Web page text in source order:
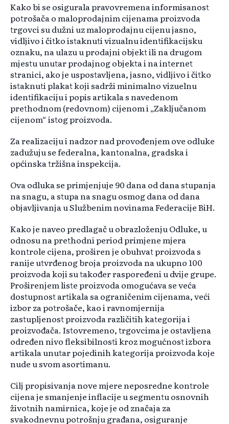
Kako bi se osigurala pravovremena informisanost
potrošača o maloprodajnim cijenama proizvoda
trgovci su dužni uz maloprodajnu cijenu jasno,
vidljivo i čitko istaknuti vizualnu identifikacijsku
oznaku, na ulazu u prodajni objekt ili na drugom
mjestu unutar prodajnog objekta i na internet
stranici, ako je uspostavljena, jasno, vidljivo i čitko
istaknuti plakat koji sadrži minimalno vizuelnu
identifikaciju i popis artikala s navedenom
prethodnom (redovnom) cijenom i „Zaključanom
cijenom“ istog proizvoda.
Za realizaciju i nadzor nad provođenjem ove odluke
zadužuju se federalna, kantonalna, gradska i
općinska tržišna inspekcija.
Ova odluka se primjenjuje 90 dana od dana stupanja
na snagu, a stupa na snagu osmog dana od dana
objavljivanja u Službenim novinama Federacije BiH.
Kako je naveo predlagač u obrazloženju Odluke, u
odnosu na prethodni period primjene mjera
kontrole cijena, proširen je obuhvat proizvoda s
ranije utvrđenog broja proizvoda na ukupno 100
proizvoda koji su također raspoređeni u dvije grupe.
Proširenjem liste proizvoda omogućava se veća
dostupnost artikala sa ograničenim cijenama, veći
izbor za potrošače, kao i ravnomjernija
zastupljenost proizvoda različitih kategorija i
proizvođača. Istovremeno, trgovcima je ostavljena
određen nivo fleksibilnosti kroz mogućnost izbora
artikala unutar pojedinih kategorija proizvoda koje
nude u svom asortimanu.
Cilj propisivanja nove mjere neposredne kontrole
cijena je smanjenje inflacije u segmentu osnovnih
životnih namirnica, koje je od značaja za
svakodnevnu potrošnju građana, osiguranje